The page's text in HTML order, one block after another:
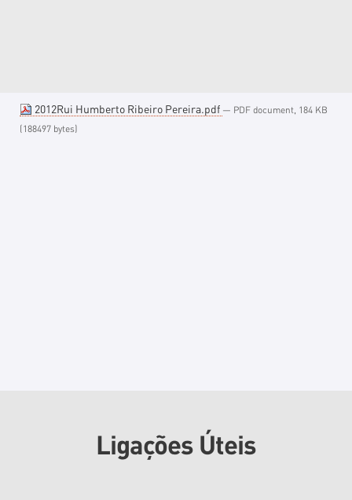
2012Rui Humberto Ribeiro Pereira.pdf — PDF document, 184 KB
(188497 bytes)
Ligações Úteis